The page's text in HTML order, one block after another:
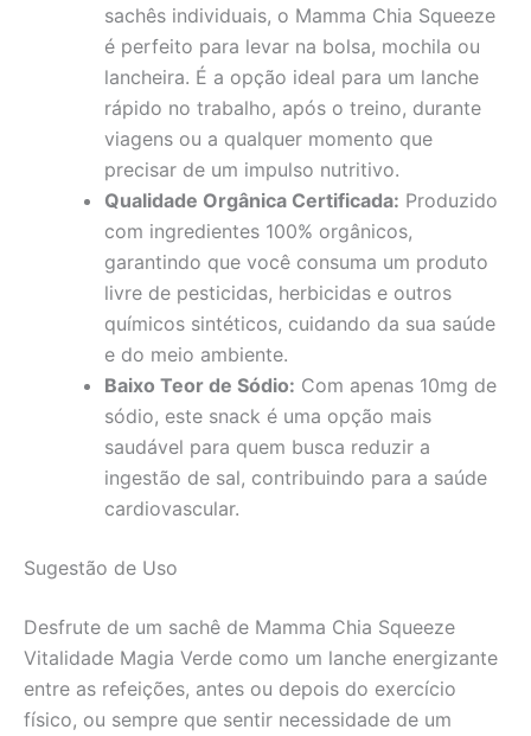
sachês individuais, o Mamma Chia Squeeze
é perfeito para levar na bolsa, mochila ou
lancheira. É a opção ideal para um lanche
rápido no trabalho, após o treino, durante
viagens ou a qualquer momento que
precisar de um impulso nutritivo.
Qualidade Orgânica Certificada: Produzido
com ingredientes 100% orgânicos,
garantindo que você consuma um produto
livre de pesticidas, herbicidas e outros
químicos sintéticos, cuidando da sua saúde
e do meio ambiente.
Baixo Teor de Sódio: Com apenas 10mg de
sódio, este snack é uma opção mais
saudável para quem busca reduzir a
ingestão de sal, contribuindo para a saúde
cardiovascular.
Sugestão de Uso
Desfrute de um sachê de Mamma Chia Squeeze
Vitalidade Magia Verde como um lanche energizante
entre as refeições, antes ou depois do exercício
físico, ou sempre que sentir necessidade de um